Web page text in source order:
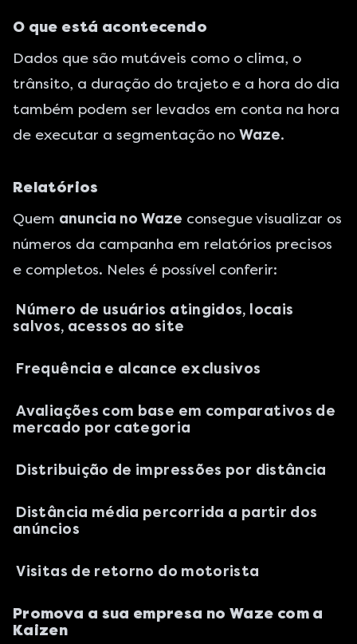
O que está acontecendo
Dados que são mutáveis como o clima, o
trânsito, a duração do trajeto e a hora do dia
também podem ser levados em conta na hora
de executar a segmentação no Waze.
Relatórios
Quem anuncia no Waze consegue visualizar os
números da campanha em relatórios precisos
e completos. Neles é possível conferir:
Número de usuários atingidos, locais
salvos, acessos ao site
Frequência e alcance exclusivos
Avaliações com base em comparativos de
mercado por categoria
Distribuição de impressões por distância
Distância média percorrida a partir dos
anúncios
Visitas de retorno do motorista
Promova a sua empresa no Waze com a
Kaizen